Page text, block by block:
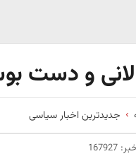
و دست
جدیدترین اخبار سیاسی
167927